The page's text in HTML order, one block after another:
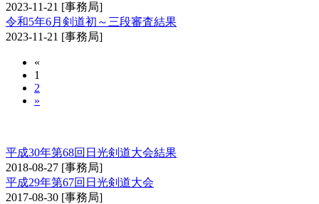
2023-11-21 [事務局]
令和5年6月剣道初～三段審査結果
2023-11-21 [事務局]
«
1
2
»
平成30年第68回日光剣道大会結果
2018-08-27 [事務局]
平成29年第67回日光剣道大会
2017-08-30 [事務局]